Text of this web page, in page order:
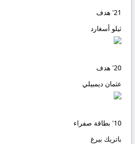
21' هدف
ثيلو أسغارد
20' هدف
عثمان ديمبيلي
10' بطاقة صفراء
باتريك بيرغ